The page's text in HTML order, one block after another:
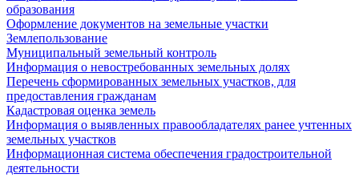
образования
Оформление документов на земельные участки
Землепользование
Муниципальный земельный контроль
Информация о невостребованных земельных долях
Перечень сформированных земельных участков, для
предоставления гражданам
Кадастровая оценка земель
Информация о выявленных правообладателях ранее учтенных
земельных участков
Информационная система обеспечения градостроительной
деятельности